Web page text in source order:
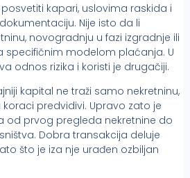
kapari, uslovima raskida i
Nije isto da li
novogradnju u fazi izgradnje ili
specifičnim modelom plaćanja. U
odnos rizika i koristi je drugačiji.
kapital ne traži samo nekretninu,
predvidivi. Upravo zato je
od prvog pregleda nekretnine do
Dobra transakcija deluje
što je iza nje urađen ozbiljan